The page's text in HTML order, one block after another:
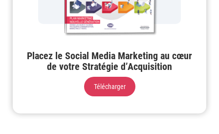
Placez le Social Media Marketing au cœur
de votre Stratégie d’Acquisition
Télécharger